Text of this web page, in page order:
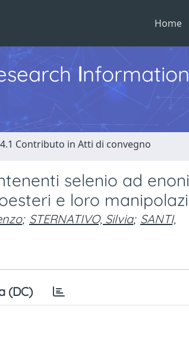
Home
Information
4.1 Contributo in Atti di convegno
selenio ad
e loro
; STERNATIVO, Silvia; SANTI,
(DC)